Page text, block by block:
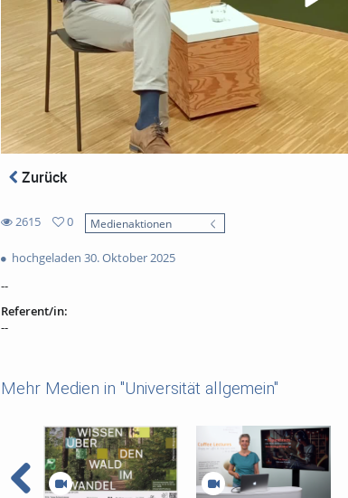
Zurück
2615
views
0
favorites
Medienaktionen
hochgeladen 30. Oktober 2025
--
Referent/in:
--
Mehr Medien in "Universität allgemein"